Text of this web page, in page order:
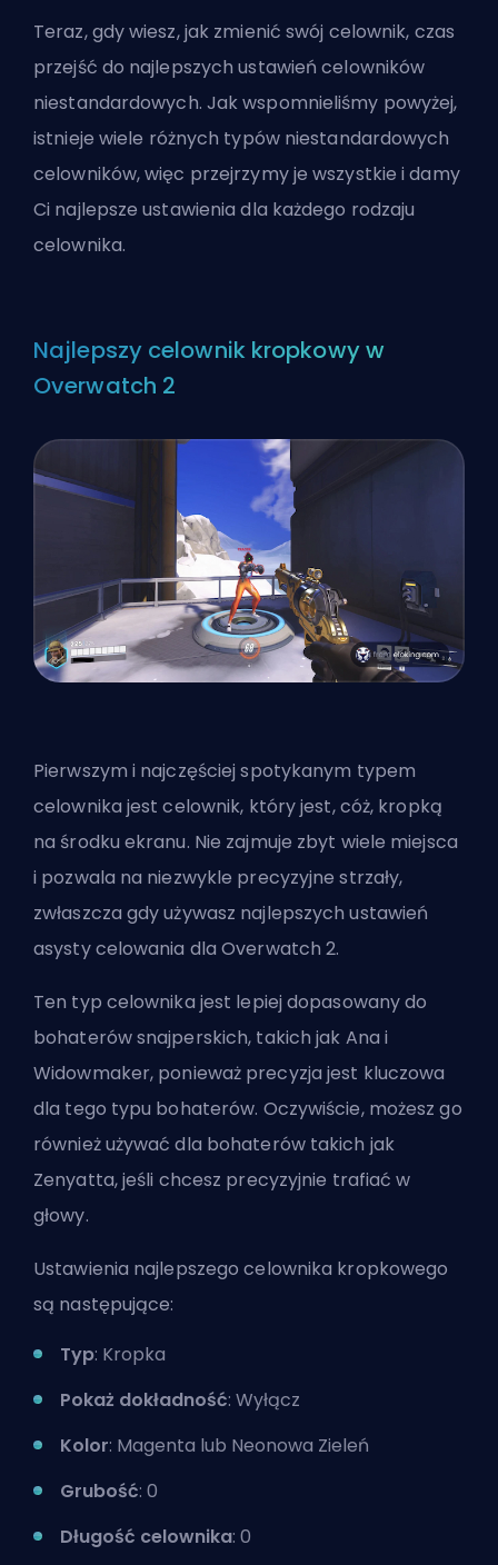
Teraz, gdy wiesz, jak zmienić swój celownik, czas
przejść do najlepszych ustawień celowników
niestandardowych. Jak wspomnieliśmy powyżej,
istnieje wiele różnych typów niestandardowych
celowników, więc przejrzymy je wszystkie i damy
Ci najlepsze ustawienia dla każdego rodzaju
celownika.
Najlepszy celownik kropkowy w
Overwatch 2
Pierwszym i najczęściej spotykanym typem
celownika jest celownik, który jest, cóż, kropką
na środku ekranu. Nie zajmuje zbyt wiele miejsca
i pozwala na niezwykle precyzyjne strzały,
zwłaszcza gdy używasz najlepszych ustawień
asysty celowania dla Overwatch 2.
Ten typ celownika jest lepiej dopasowany do
bohaterów snajperskich, takich jak Ana i
Widowmaker, ponieważ precyzja jest kluczowa
dla tego typu bohaterów. Oczywiście, możesz go
również używać dla bohaterów takich jak
Zenyatta, jeśli chcesz precyzyjnie trafiać w
głowy.
Ustawienia najlepszego celownika kropkowego
są następujące:
Typ: Kropka
Pokaż dokładność: Wyłącz
Kolor: Magenta lub Neonowa Zieleń
Grubość: 0
Długość celownika: 0